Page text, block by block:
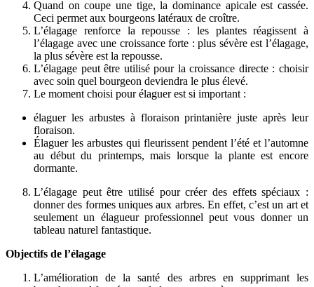
Quand on coupe une tige, la dominance apicale est cassée.
Ceci permet aux bourgeons latéraux de croître.
L’élagage renforce la repousse : les plantes réagissent à
l’élagage avec une croissance forte : plus sévère est l’élagage,
la plus sévère est la repousse.
L’élagage peut être utilisé pour la croissance directe : choisir
avec soin quel bourgeon deviendra le plus élevé.
Le moment choisi pour élaguer est si important :
élaguer les arbustes à floraison printanière juste après leur
floraison.
Élaguer les arbustes qui fleurissent pendent l’été et l’automne
au début du printemps, mais lorsque la plante est encore
dormante.
L’élagage peut être utilisé pour créer des effets spéciaux :
donner des formes uniques aux arbres. En effet, c’est un art et
seulement un élagueur professionnel peut vous donner un
tableau naturel fantastique.
Objectifs de l’élagage
L’amélioration de la santé des arbres en supprimant les